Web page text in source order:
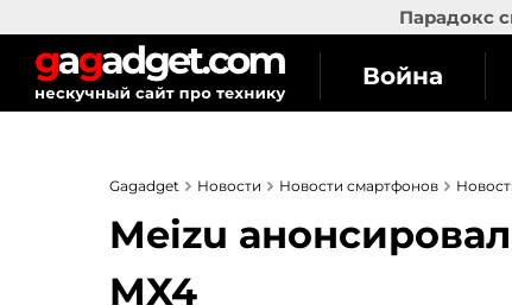
Парадокс
Война
Gagadget Новости Новости смартфонов
Meizu
MX4